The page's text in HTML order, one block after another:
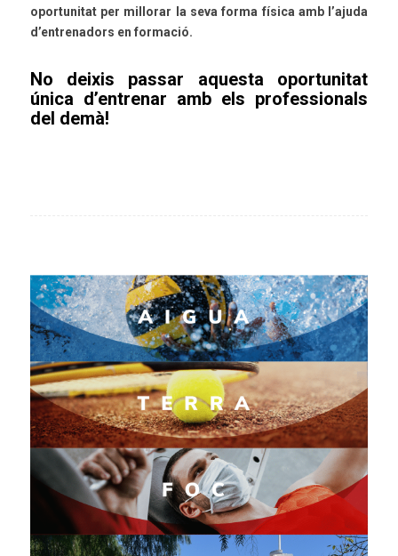
oportunitat per millorar la seva forma física amb l’ajuda
d’entrenadors en formació.
No deixis passar aquesta oportunitat
única d’entrenar amb els professionals
del demà!